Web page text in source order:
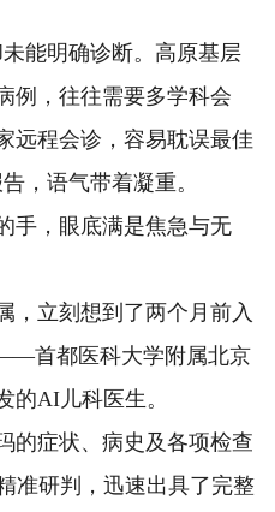
能明确诊断。高原基层
例，往往需要多学科会
远程会诊，容易耽误最佳
，语气带着凝重。
，眼底满是焦急与无
立刻想到了两个月前入
首都医科大学附属北京
的AI儿科医生。
症状、病史及各项检查
准研判，迅速出具了完整